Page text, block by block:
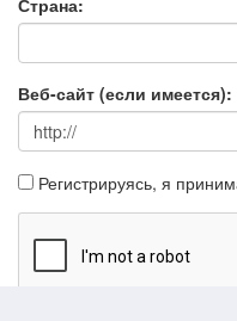
Страна:
Веб-сайт (если имеется):
Регистрируясь, я